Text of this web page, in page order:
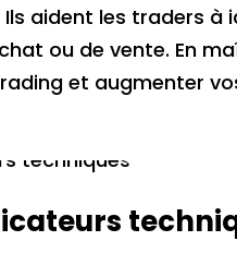
aident les traders à
ou de vente. En
et augmenter